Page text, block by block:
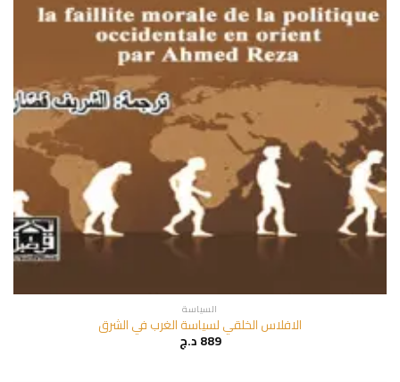
السياسة
الافلاس الخلقي لسياسة الغرب في الشرق
889د.ج